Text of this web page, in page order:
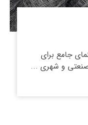
جامع برای
صنعتی و شهری ...